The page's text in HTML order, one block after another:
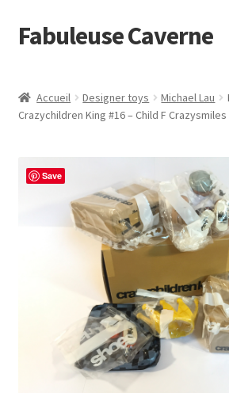
Aller
à
navigation
Aller
au
Fabuleuse Caverne
En boutique
Superflat Museum Murakami
En réapprovisionnement
Accueil Designer toys Michael Lau
Crazychildren King #16 – Child F Crazysmiles
Save